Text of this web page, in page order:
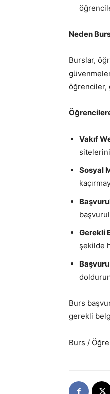
Neden
Burslar,
öğrenciler,
Vakıf
Sosyal
Gerekli
şekilde
Burs
gerekli
Burs /